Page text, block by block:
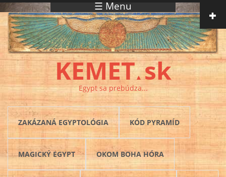
Skočiť na hlavný obsah ☰ Menu
KEMET▲ sk
Egypt sa prebúdza...
ZAKÁZANÁ EGYPTOLÓGIA KÓD PYRAMÍD
MAGICKÝ EGYPT OKOM BOHA HÓRA